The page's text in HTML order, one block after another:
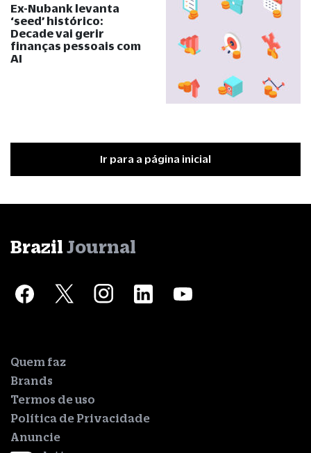
Ex-Nubank levanta
‘seed’ histórico:
Decade vai gerir
finanças pessoais com
AI
Ir para a página inicial
Brazil Journal
Quem faz
Brands
Termos de uso
Política de Privacidade
Anuncie